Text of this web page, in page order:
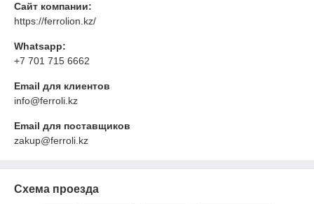
Сайт компании:
https://ferrolion.kz/
Whatsapp:
+7 701 715 6662
Email для клиентов
info@ferroli.kz
Email для поставщиков
zakup@ferroli.kz
Схема проезда